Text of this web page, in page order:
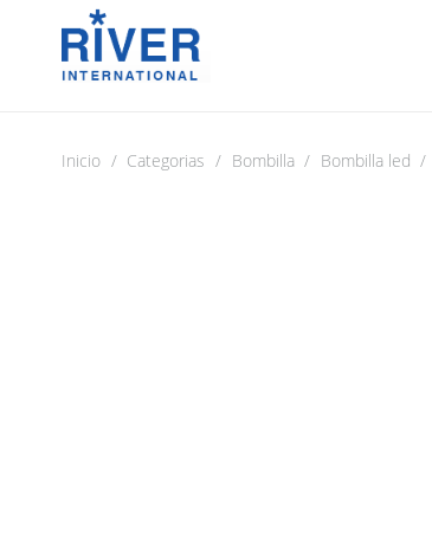
Inicio / Categorias / Bombilla / Bombilla led /